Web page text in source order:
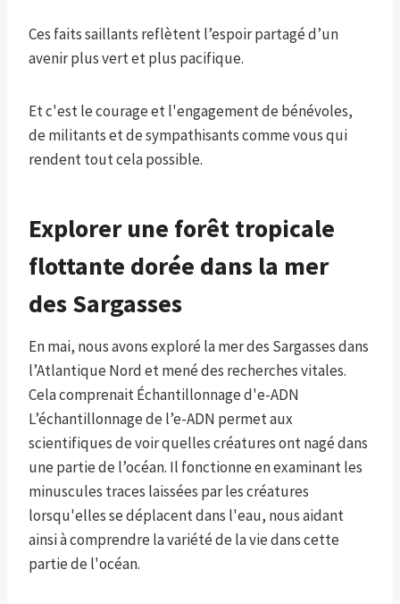
Ces faits saillants reflètent l’espoir partagé d’un
avenir plus vert et plus pacifique.
Et c'est le courage et l'engagement de bénévoles,
de militants et de sympathisants comme vous qui
rendent tout cela possible.
Explorer une forêt tropicale
flottante dorée dans la mer
des Sargasses
En mai, nous avons exploré la mer des Sargasses dans
l’Atlantique Nord et mené des recherches vitales.
Cela comprenaitÉchantillonnage d'e-ADN
L’échantillonnage de l’e-ADN permet aux
scientifiques de voir quelles créatures ont nagé dans
une partie de l’océan. Il fonctionne en examinant les
minuscules traces laissées par les créatures
lorsqu'elles se déplacent dans l'eau, nous aidant
ainsi à comprendre la variété de la vie dans cette
partie de l'océan.